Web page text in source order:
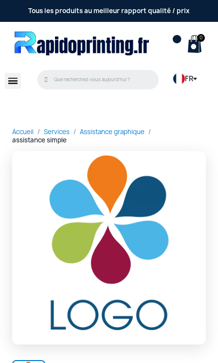
Tous les produits au meilleur rapport qualité / prix
FR
Accueil Services
Assistance graphique
assistance simple